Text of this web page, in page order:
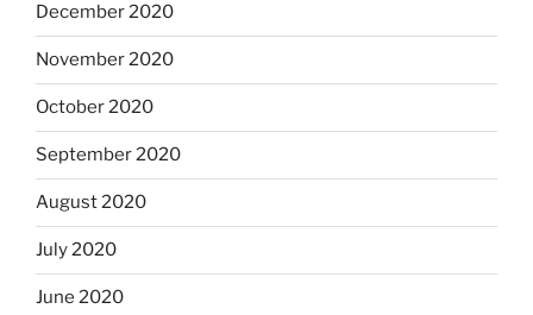
December 2020
November 2020
October 2020
September 2020
August 2020
July 2020
June 2020